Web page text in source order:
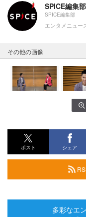
SPICE編集部
SPICE編集部
エンタメニュー
その他の画像
ポスト シェア
多彩なエ